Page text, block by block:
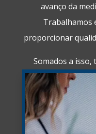
avanço da
Trabalhamos
proporcionar
Somados a isso,
fidelizadas